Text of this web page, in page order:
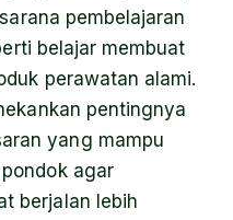
pembelajaran
belajar membuat
perawatan alami.
pentingnya
yang mampu
agar
berjalan lebih